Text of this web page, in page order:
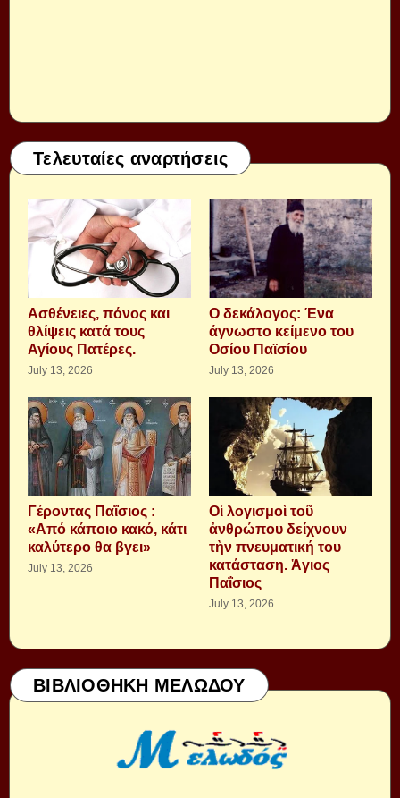
Τελευταίες αναρτήσεις
Aσθένειες, πόνος και
θλίψεις κατά τους
Αγίους Πατέρες.
July 13, 2026
Ο δεκάλογος: Ένα
άγνωστο κείμενο του
Οσίου Παϊσίου
July 13, 2026
Γέροντας Παΐσιος :
«Από κάποιο κακό, κάτι
καλύτερο θα βγει»
July 13, 2026
Οἱ λογισμοὶ τοῦ
ἀνθρώπου δείχνουν
τὴν πνευματική του
κατάσταση. Ἁγιος
Παΐσιος
July 13, 2026
ΒΙΒΛΙΟΘΗΚΗ ΜΕΛΩΔΟΥ